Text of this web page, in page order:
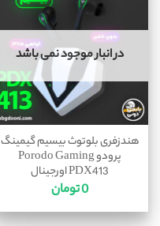
در انبار موجود نمی باشد
هندزفری بلوتوث بیسیم گیمینگ
پرودو Porodo Gaming
PDX413 اورجینال
0تومان